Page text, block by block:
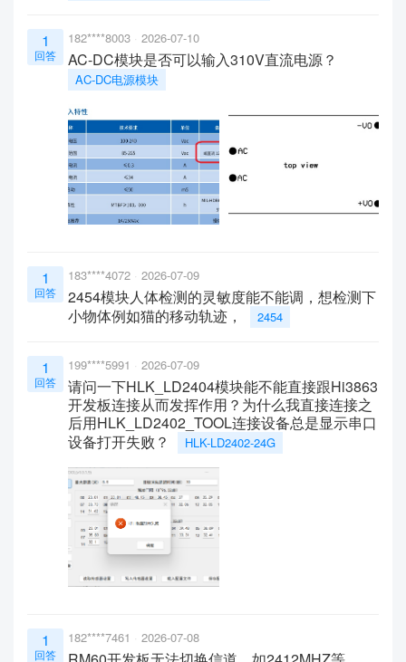
1
回答
182****8003 2026-07-10
AC-DC模块是否可以输入310V直流电源？
AC-DC电源模块
1
回答
183****4072 2026-07-09
2454模块人体检测的灵敏度能不能调，想检测下
小物体例如猫的移动轨迹，
2454
1
回答
199****5991 2026-07-09
请问一下HLK_LD2404模块能不能直接跟Hi3863
开发板连接从而发挥作用？为什么我直接连接之
后用HLK_LD2402_TOOL连接设备总是显示串口
设备打开失败？
HLK-LD2402-24G
1
回答
182****7461 2026-07-08